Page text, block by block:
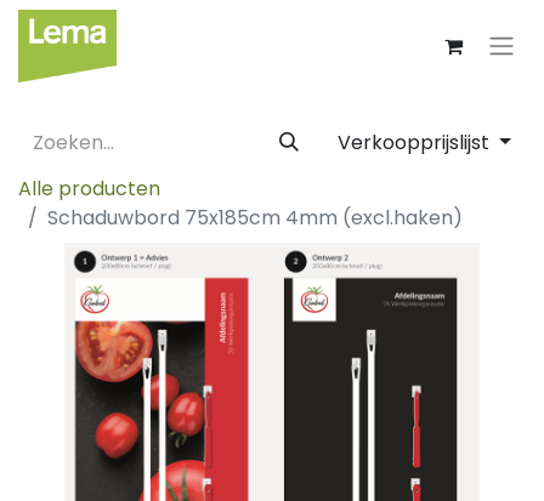
Verkoopprijslijst
Alle producten
Schaduwbord 75x185cm 4mm (excl.haken)